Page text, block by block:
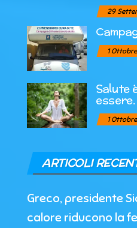
29
1
Salute
essere.
1
ARTICOLI
Greco, presidente
calore riducono la